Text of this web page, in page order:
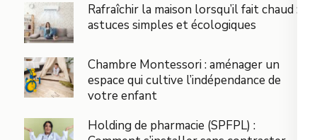
Rafraîchir la maison lorsqu’il fait chaud :
astuces simples et écologiques
Chambre Montessori : aménager un
espace qui cultive l’indépendance de
votre enfant
Holding de pharmacie (SPFPL) :